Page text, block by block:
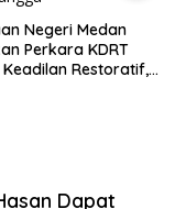
Negeri Medan
Perkara KDRT
Restoratif,
Dapat